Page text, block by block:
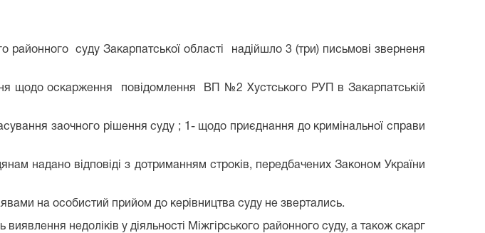
районного суду Закарпатської області надійшло 3 (три) письмові зверненя
щодо оскарження повідомлення ВП №2 Хустського РУП в Закарпатській
заочного рішення суду ; 1- щодо приєднання до кримінальної справи
надано відповіді з дотриманням строків, передбачених Законом України
на особистий прийом до керівництва суду не звертались.
недоліків у діяльності Міжгірського районного суду, а також скарг